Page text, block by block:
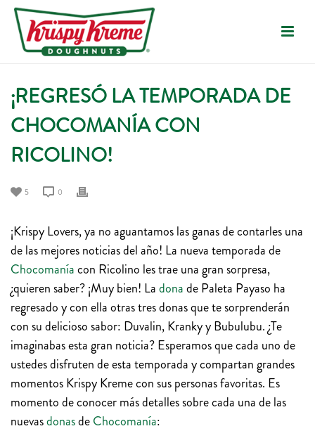
¡REGRESÓ LA TEMPORADA DE
CHOCOMANÍA CON
RICOLINO!
5 0
¡Krispy Lovers, ya no aguantamos las ganas de contarles una
de las mejores noticias del año! La nueva temporada de
Chocomaníacon Ricolino les trae una gran sorpresa,
¿quieren saber? ¡Muy bien! Ladonade Paleta Payaso ha
regresado y con ella otras tres donas que te sorprenderán
con su delicioso sabor: Duvalin, Kranky y Bubulubu. ¿Te
imaginabas esta gran noticia? Esperamos que cada uno de
ustedes disfruten de esta temporada y compartan grandes
momentos Krispy Kreme con sus personas favoritas. Es
momento de conocer más detalles sobre cada una de las
nuevasdonasdeChocomanía: